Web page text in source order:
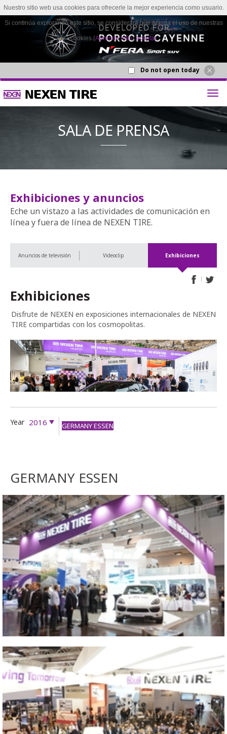
Nuestro sitio web usa cookies para ofrecerle la mejor experiencia como usuario.
Si continúa explorando este sitio, se considerará que acepta el uso de nuestras
cookies.(Aprende más)aceptar
Do not open today
SALA DE
Exhibiciones y anuncios
Eche un vistazo a las actividades de comunicación en
línea y fuera de línea de NEXEN TIRE.
Anuncios de televisión Videoclip Exhibiciones
Exhibiciones
Disfrute de NEXEN en exposiciones internacionales de NEXEN
TIRE compartidas con los cosmopolitas.
Year 2016 GERMANY ESSEN
GERMANY ESSEN